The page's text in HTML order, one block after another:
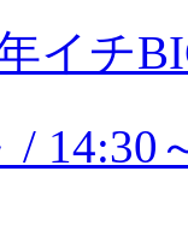
イチ
/ 14:30